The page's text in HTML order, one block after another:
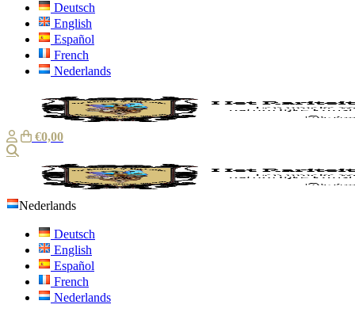
Deutsch
English
Español
French
Nederlands
€0,00
Nederlands
Deutsch
English
Español
French
Nederlands